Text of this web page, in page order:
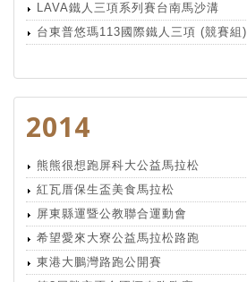
LAVA鐵人三項系列賽台南馬沙溝
台東普悠瑪113國際鐵人三項 (競賽組)
2014
熊熊很想跑屏科大公益馬拉松
紅瓦厝保生盃美食馬拉松
屏東縣運暨公教聯合運動會
希望愛來大寮公益馬拉松路跑
東港大鵬灣路跑公開賽